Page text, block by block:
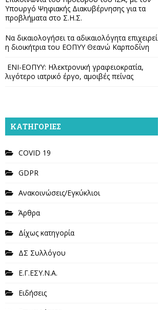
Υπουργό Ψηφιακής Διακυβέρνησης για τα
προβλήματα στο Σ.Η.Σ.
Να δικαιολογήσει τα αδικαιολόγητα επιχειρεί
η διοικήτρια του ΕΟΠΥΥ Θεανώ Καρποδίνη
ΕΝΙ-ΕΟΠΥΥ: Ηλεκτρονική γραφειοκρατία,
λιγότερο ιατρικό έργο, αμοιβές πείνας
KΑΤΗΓΟΡΊΕΣ
COVID 19
GDPR
Ανακοινώσεις/Εγκύκλιοι
Άρθρα
Δίχως κατηγορία
ΔΣ Συλλόγου
Ε.Γ.ΕΣΥ.Ν.Α.
Ειδήσεις